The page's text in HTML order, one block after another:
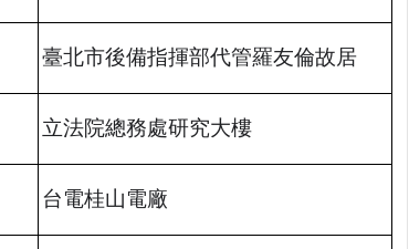
臺北市後備指揮部代管羅友倫故居
立法院總務處研究大樓
台電桂山電廠